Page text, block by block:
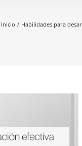
Inicio Habilidades para